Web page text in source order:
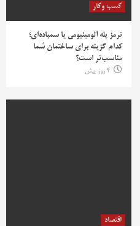
کسب وکار
ترمز پله آلومینیومی یا سمباده‌ای؛
کدام گزینه برای ساختمان شما
مناسب‌تر است؟
4 روز پیش
اقتصاد